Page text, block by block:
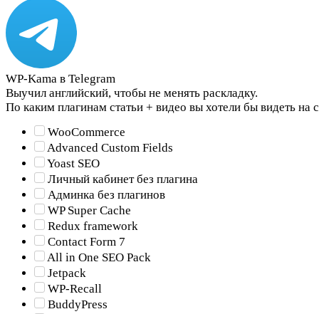
WP-Kama в Telegram
Выучил английский, чтобы не менять раскладку.
По каким плагинам статьи + видео вы хотели бы видеть на
WooCommerce
Advanced Custom Fields
Yoast SEO
Личный кабинет без плагина
Админка без плагинов
WP Super Cache
Redux framework
Contact Form 7
All in One SEO Pack
Jetpack
WP-Recall
BuddyPress